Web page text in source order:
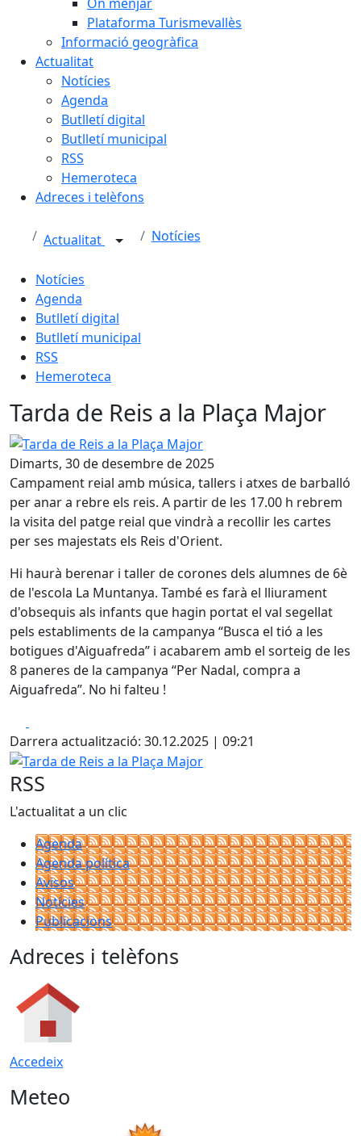
Plataforma Turismevallès
Informació geogràfica
Actualitat
Notícies
Agenda
Butlletí digital
Butlletí municipal
RSS
Hemeroteca
Adreces i telèfons
Actualitat Notícies
Notícies
Agenda
Butlletí digital
Butlletí municipal
RSS
Hemeroteca
Tarda de Reis a la Plaça Major
Tarda de Reis a la Plaça Major
Dimarts, 30 de desembre de 2025
Campament reial amb música, tallers i atxes de barballó
per anar a rebre els reis. A partir de les 17.00 h rebrem
la visita del patge reial que vindrà a recollir les cartes
per ses majestats els Reis d'Orient.
Hi haurà berenar i taller de corones dels alumnes de 6è
de l'escola La Muntanya. També es farà el lliurament
d'obsequis als infants que hagin portat el val segellat
pels establiments de la campanya “Busca el tió a les
botigues d'Aiguafreda” i acabarem amb el sorteig de les
8 paneres de la campanya “Per Nadal, compra a
Aiguafreda”. No hi falteu !
Darrera actualització: 30.12.2025 | 09:21
Tarda de Reis a la Plaça Major
RSS
L'actualitat a un clic
Agenda
Agenda política
Avisos
Notícies
Publicacions
Adreces i telèfons
Accedeix
Meteo